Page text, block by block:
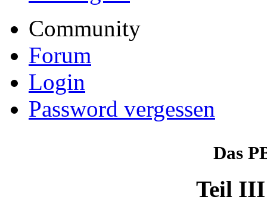
Community
Forum
Login
Password vergessen
Das
Teil